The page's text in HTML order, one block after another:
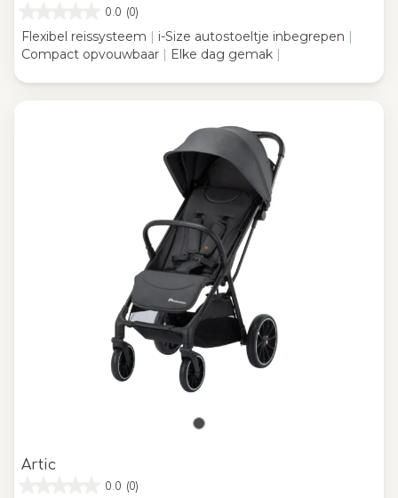
0.0 (0)
Flexibel reissysteem | i-Size autostoeltje inbegrepen |
Compact opvouwbaar | Elke dag gemak |
Artic
0.0 (0)